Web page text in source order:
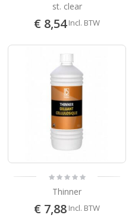
st. clear
€ 8,54 Incl. BTW
Thinner
€ 7,88 Incl. BTW